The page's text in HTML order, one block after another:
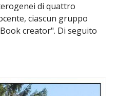
di quattro
ciascun gruppo
creator". Di seguito